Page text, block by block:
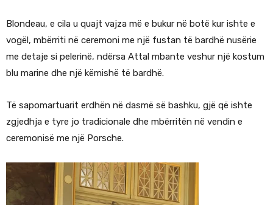
Blondeau, e cila u quajt vajza më e bukur në botë kur ishte e
vogël, mbërriti në ceremoni me një fustan të bardhë nusërie
me detaje si pelerinë, ndërsa Attal mbante veshur një kostum
blu marine dhe një këmishë të bardhë.
Të sapomartuarit erdhën në dasmë së bashku, gjë që ishte
zgjedhja e tyre jo tradicionale dhe mbërritën në vendin e
ceremonisë me një Porsche.